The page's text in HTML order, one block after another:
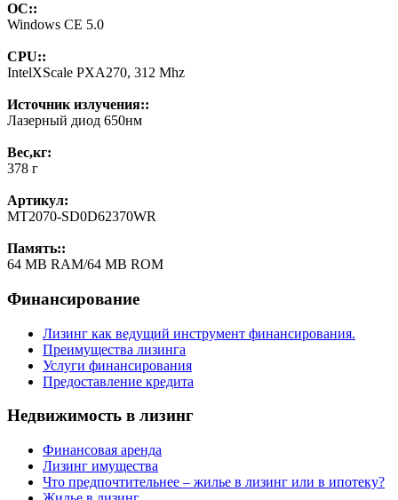
ОС::
Windows CE 5.0
CPU::
IntelXScale PXA270, 312 Mhz
Источник излучения::
Лазерный диод 650нм
Вес,кг:
378 г
Артикул:
MT2070-SD0D62370WR
Память::
64 MB RAM/64 MB ROM
Финансирование
Лизинг как ведущий инструмент финансирования.
Преимущества лизинга
Услуги финансирования
Предоставление кредита
Недвижимость в лизинг
Финансовая аренда
Лизинг имущества
Что предпочтительнее – жилье в лизинг или в ипотеку?